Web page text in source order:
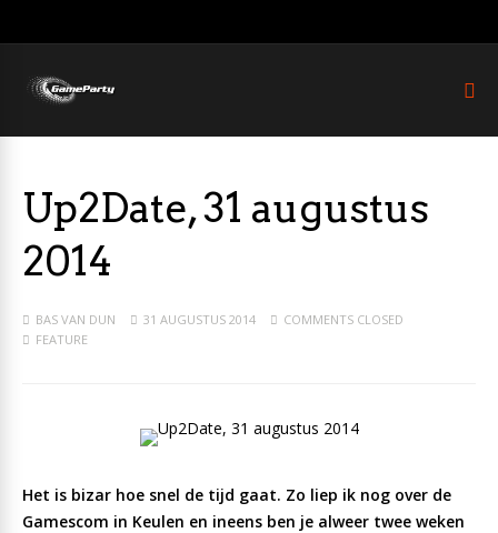
Up2Date, 31 augustus
2014
BAS VAN DUN 31 AUGUSTUS 2014
COMMENTS CLOSED
FEATURE
Het is bizar hoe snel de tijd gaat. Zo liep ik nog over de
Gamescom in Keulen en ineens ben je alweer twee weken